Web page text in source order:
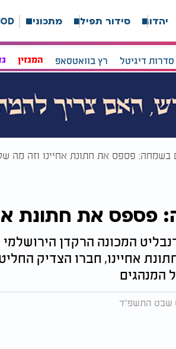
יהדות סידור תפילה מתכונים
סדרות דיגיטל רץ בוואטסאפ המגזין
בשמחה: פספס את חתונת אחיינו וזה מה
פספס את חתונת
המכונה הרקדן
אחיינו, חברו הצדיק
המנהגים